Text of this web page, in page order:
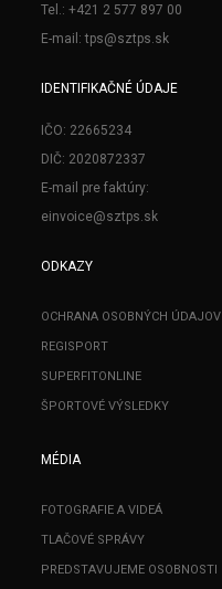
Tel.: +421 2 577 897 00
E-mail: tps@sztps.sk
IDENTIFIKAČNÉ ÚDAJE
IČO: 22665234
DIČ: 2020872337
E-mail pre faktúry:
einvoice@sztps.sk
ODKAZY
OCHRANA OSOBNÝCH ÚDAJOV
REGISPORT
SUPERFITONLINE
ŠPORTOVÉ VÝSLEDKY
MÉDIA
FOTOGRAFIE A VIDEÁ
TLAČOVÉ SPRÁVY
PREDSTAVUJEME OSOBNOSTI